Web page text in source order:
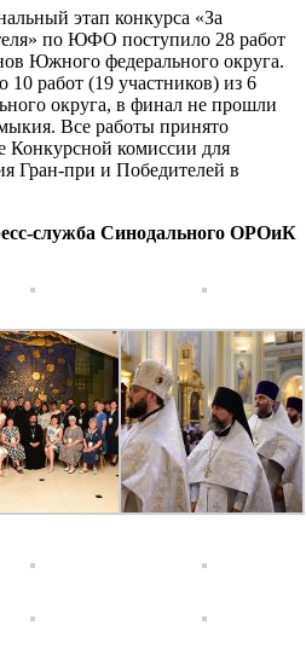
этап конкурса «За
по ЮФО поступило 28 работ
Южного федерального округа.
работ (19 участников) из 6
округа, в финал не прошли
Все работы принято
Конкурсной комиссии для
Гран-при и Победителей в
служба Синодального ОРОиК